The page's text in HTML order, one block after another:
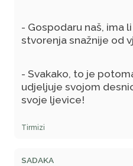
- Gospodaru naš, ima
stvorenja snažnije od
- Svakako, to je
udjeljuje svojom
svoje ljevice!
Tirmizi
SADAKA